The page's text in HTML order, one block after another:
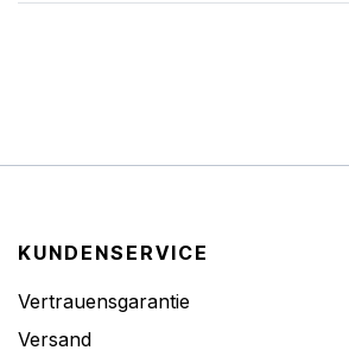
KUNDENSERVICE
Vertrauensgarantie
Versand